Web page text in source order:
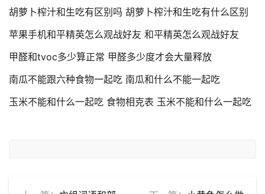
胡萝卜榨汁和生吃有区别吗 胡萝卜榨汁和生吃有什么区别
苹果手机和平精英怎么观战好友 和平精英怎么观战好友
甲醛和tvoc多少算正常 甲醛多少度才会大量释放
南瓜不能跟六种食物一起吃 南瓜和什么不能一起吃
玉米不能和什么一起吃 食物相克表 玉米不能和什么一起吃